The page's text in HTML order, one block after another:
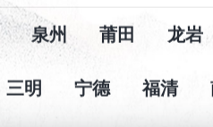
泉州 莆田 龙岩
三明 宁德 福清